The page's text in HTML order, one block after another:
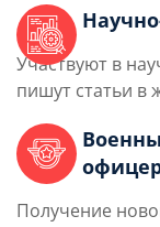
Участвуют в
пишут статьи в
Получение